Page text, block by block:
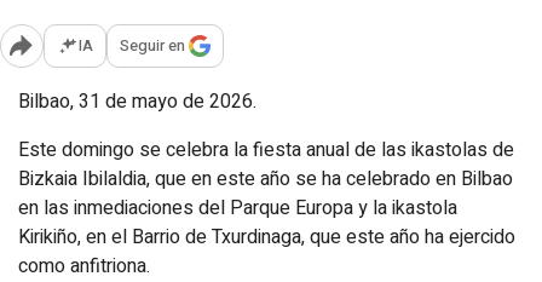
Abrir opciones para compartir
IA Seguir en
Bilbao, 31 de mayo de 2026.
Este domingo se celebra la fiesta anual de las ikastolas de
Bizkaia Ibilaldia, que en este año se ha celebrado en Bilbao
en las inmediaciones del Parque Europa y la ikastola
Kirikiño, en el Barrio de Txurdinaga, que este año ha ejercido
como anfitriona.